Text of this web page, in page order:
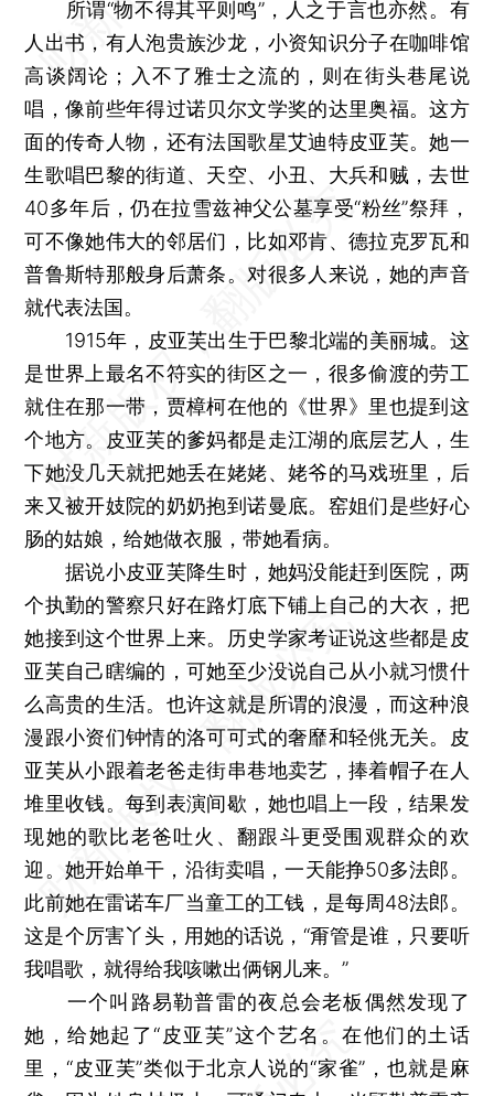
所谓“物不得其平则鸣”，人之于言也亦然。有
人出书，有人泡贵族沙龙，小资知识分子在咖啡馆
高谈阔论；入不了雅士之流的，则在街头巷尾说
唱，像前些年得过诺贝尔文学奖的达里奥福。这方
面的传奇人物，还有法国歌星艾迪特皮亚芙。她一
生歌唱巴黎的街道、天空、小丑、大兵和贼，去世
40多年后，仍在拉雪兹神父公墓享受“粉丝”祭拜，
可不像她伟大的邻居们，比如邓肯、德拉克罗瓦和
普鲁斯特那般身后萧条。对很多人来说，她的声音
就代表法国。
1915年，皮亚芙出生于巴黎北端的美丽城。这
是世界上最名不符实的街区之一，很多偷渡的劳工
就住在那一带，贾樟柯在他的《世界》里也提到这
个地方。皮亚芙的爹妈都是走江湖的底层艺人，生
下她没几天就把她丢在姥姥、姥爷的马戏班里，后
来又被开妓院的奶奶抱到诺曼底。窑姐们是些好心
肠的姑娘，给她做衣服，带她看病。
据说小皮亚芙降生时，她妈没能赶到医院，两
个执勤的警察只好在路灯底下铺上自己的大衣，把
她接到这个世界上来。历史学家考证说这些都是皮
亚芙自己瞎编的，可她至少没说自己从小就习惯什
么高贵的生活。也许这就是所谓的浪漫，而这种浪
漫跟小资们钟情的洛可可式的奢靡和轻佻无关。皮
亚芙从小跟着老爸走街串巷地卖艺，捧着帽子在人
堆里收钱。每到表演间歇，她也唱上一段，结果发
现她的歌比老爸吐火、翻跟斗更受围观群众的欢
迎。她开始单干，沿街卖唱，一天能挣50多法郎。
此前她在雷诺车厂当童工的工钱，是每周48法郎。
这是个厉害丫头，用她的话说，“甭管是谁，只要听
我唱歌，就得给我咳嗽出俩钢儿来。”
一个叫路易勒普雷的夜总会老板偶然发现了
她，给她起了“皮亚芙”这个艺名。在他们的土话
里，“皮亚芙”类似于北京人说的“家雀”，也就是麻